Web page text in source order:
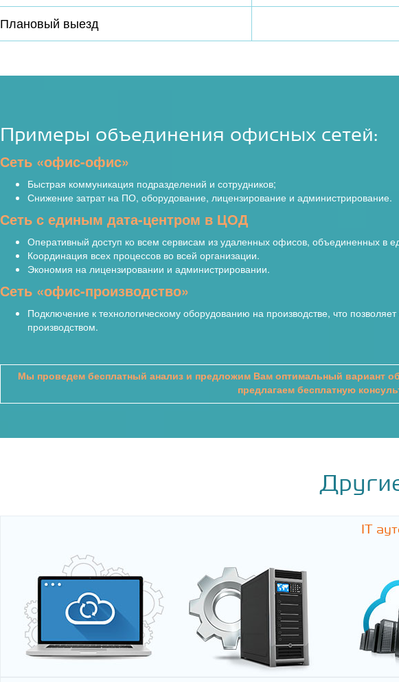
Плановый выезд
Примеры объединения офисных сетей:
Сеть «офис-офис»
Быстрая коммуникация подразделений и сотрудников;
Снижение затрат на ПО, оборудование, лицензирование и администрирование.
Сеть с единым дата-центром в ЦОД
Оперативный доступ ко всем сервисам из удаленных офисов, объединенных в
Координация всех процессов во всей организации.
Экономия на лицензировании и администрировании.
Сеть «офис-производство»
Подключение к технологическому оборудованию на производстве, что
производством.
Мы проведем бесплатный анализ и предложим Вам оптимальный вариант
предлагаем бесплатную
IT